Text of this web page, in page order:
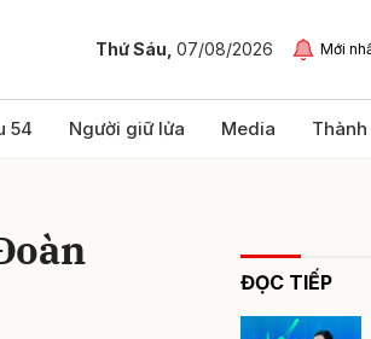
Thứ Sáu, 07/08/2026 Mới
54 Người giữ lửa Media
ĐỌC TIẾP